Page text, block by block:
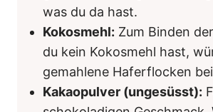
was du da hast.
Kokosmehl: Zum Binden
du kein Kokosmehl hast,
gemahlene Haferflocken
Kakaopulver (ungesüsst):